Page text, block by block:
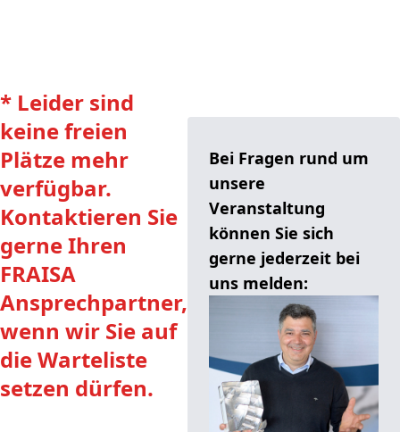
* Leider sind
keine freien
Plätze mehr
verfügbar.
Kontaktieren Sie
gerne Ihren
FRAISA
Ansprechpartner,
wenn wir Sie auf
die Warteliste
setzen dürfen.
Bei Fragen rund um
unsere
Veranstaltung
können Sie sich
gerne jederzeit bei
uns melden: